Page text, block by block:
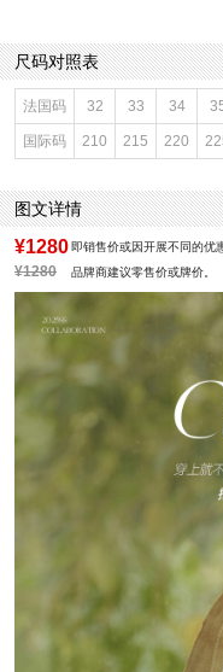
皮质特征：牛皮革
鞋底材质：橡胶底
防水台高度：无
鞋类流行款式：勃肯鞋
风格：休闲
尺码对照表
法国码 32 33 34
国际码 210 215 220
图文详情
¥1280 即销售价或因开展不同的优
¥1280 品牌商建议零售价或牌价。